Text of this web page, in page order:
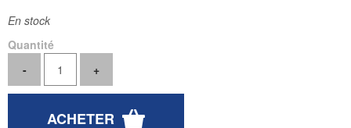
En stock
Quantité